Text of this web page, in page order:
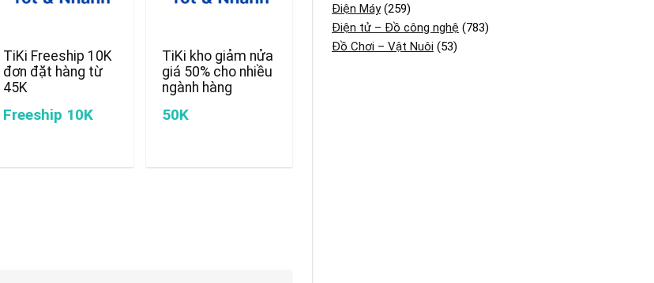
TiKi Freeship 10K
đơn đặt hàng từ
45K
Freeship 10K
TiKi kho giảm nửa
giá 50% cho nhiều
ngành hàng
50K
Điện Máy(259)
Điện tử – Đồ công nghệ (783)
Đồ Chơi – Vật Nuôi (53)